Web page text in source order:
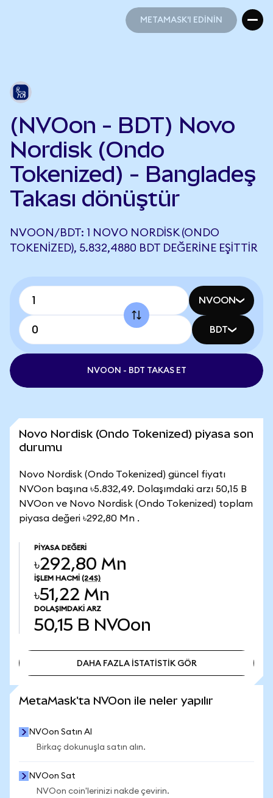
METAMASK'I EDİNİN
(NVOon - BDT) Novo
Nordisk (Ondo
Tokenized) - Bangladeş
Takası dönüştür
NVOON/BDT: 1 NOVO NORDISK (ONDO
TOKENIZED), 5.832,4880 BDT DEĞERINE EŞITTIR
NVOON
BDT
NVOON - BDT TAKAS ET
Novo Nordisk (Ondo Tokenized) piyasa son
durumu
Novo Nordisk (Ondo Tokenized) güncel fiyatı
NVOon başına ৳5.832,49. Dolaşımdaki arzı 50,15 B
NVOon ve Novo Nordisk (Ondo Tokenized) toplam
piyasa değeri ৳292,80 Mn .
PIYASA DEĞERI
৳292,80 Mn
İŞLEM HACMI (24S)
৳51,22 Mn
DOLAŞIMDAKI ARZ
50,15 B NVOon
DAHA FAZLA İSTATİSTİK GÖR
MetaMask'ta NVOon ile neler yapılır
NVOon Satın Al
Birkaç dokunuşla satın alın.
NVOon Sat
NVOon coin'lerinizi nakde çevirin.